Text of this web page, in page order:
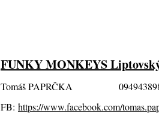
FUNKY MONKEYS
Tomáš PAPRČKA
FB: https://www.facebook.com/